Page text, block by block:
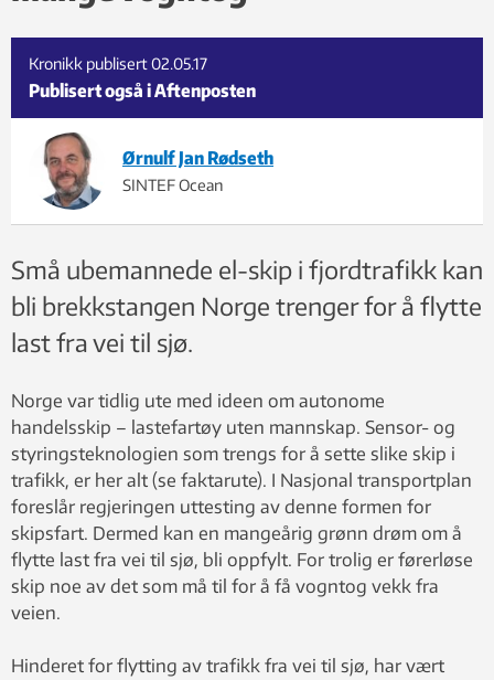
Kronikk publisert02.05.17
Publisert også i Aftenposten
Ørnulf Jan Rødseth
SINTEF Ocean
Små ubemannede el-skip i fjordtrafikk kan
bli brekkstangen Norge trenger for å flytte
last fra vei til sjø.
Norge var tidlig ute med ideen om autonome
handelsskip – lastefartøy uten mannskap. Sensor- og
styringsteknologien som trengs for å sette slike skip i
trafikk, er her alt (se faktarute). I Nasjonal transportplan
foreslår regjeringen uttesting av denne formen for
skipsfart. Dermed kan en mangeårig grønn drøm om å
flytte last fra vei til sjø, bli oppfylt. For trolig er førerløse
skip noe av det som må til for å få vogntog vekk fra
veien.
Hinderet for flytting av trafikk fra vei til sjø, har vært